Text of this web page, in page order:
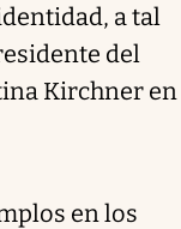
a tal
del
Kirchner en
en los